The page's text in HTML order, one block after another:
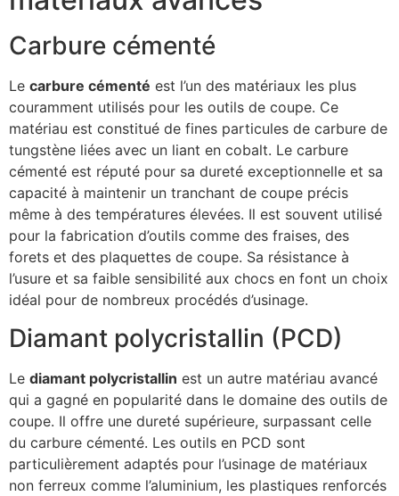
Carbure cémenté
Le carbure cémenté est l’un des matériaux les plus
couramment utilisés pour les outils de coupe. Ce
matériau est constitué de fines particules de carbure de
tungstène liées avec un liant en cobalt. Le carbure
cémenté est réputé pour sa dureté exceptionnelle et sa
capacité à maintenir un tranchant de coupe précis
même à des températures élevées. Il est souvent utilisé
pour la fabrication d’outils comme des fraises, des
forets et des plaquettes de coupe. Sa résistance à
l’usure et sa faible sensibilité aux chocs en font un choix
idéal pour de nombreux procédés d’usinage.
Diamant polycristallin (PCD)
Le diamant polycristallin est un autre matériau avancé
qui a gagné en popularité dans le domaine des outils de
coupe. Il offre une dureté supérieure, surpassant celle
du carbure cémenté. Les outils en PCD sont
particulièrement adaptés pour l’usinage de matériaux
non ferreux comme l’aluminium, les plastiques renforcés